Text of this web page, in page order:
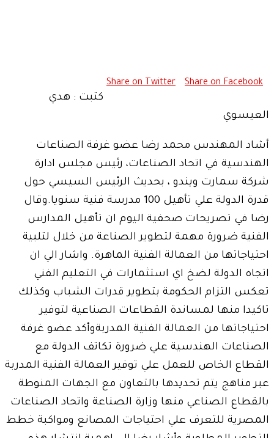
Share on Facebook
Share on Twitter
كتبت : هدي
العيسوي
أشاد المهندس محمد رضا عضو غرفة الصناعات
الهندسية في اتحاد الصناعات، رئيس مجلس ادارة
شركة سمارت ويندو ، بحديث الرئيس السيسي حول
قدرة الدولة علي تأهيل 100 مدرسة فنية سنويا.وقال
رضا في تصريحات صحفية اليوم ان تأهيل المدارس
الفنية ضرورة مهمة لتطوير الصناعة من خلال لتلبية
احتياجاتها من العمالة الفنية الماهرة. واشار الي ان
اتجاه الدولة لضخ اي استثمارات في التعليم الفني
تعكس التزام الحكومة بتطوير قدرات الشباب وكذلك
تاكيدا منها لمساندة القطاعات الصناعية لتوفير
احتياجاتها من العمالة الفنية المدربةوأكد عضو غرفة
الصناعات الهندسية علي ضرورة تكاتف الدولة مع
القطاع الخاص للعمل علي توفير العمالة الفنية المدربة
عبر مناهج يتم تحديدها بالتعاون مع الجهات المنوطة
بالقطاع الصناعي منها وزارة الصناعة واتحاد الصناعات
المصرية للتعرف علي احتياجات المصانع ومواكبة خطط